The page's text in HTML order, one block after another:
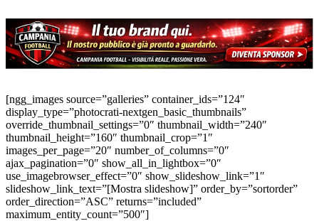
Turris-Sersale
[ngg_images source=”galleries” container_ids=”124″
display_type=”photocrati-nextgen_basic_thumbnails”
override_thumbnail_settings=”0″ thumbnail_width=”240″
thumbnail_height=”160″ thumbnail_crop=”1″
images_per_page=”20″ number_of_columns=”0″
ajax_pagination=”0″ show_all_in_lightbox=”0″
use_imagebrowser_effect=”0″ show_slideshow_link=”1″